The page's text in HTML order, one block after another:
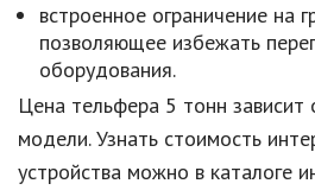
встроенное ограничение на
позволяющее избежать
оборудования.
Цена тельфера 5 тонн зависит
модели. Узнать стоимость
устройства можно в каталоге